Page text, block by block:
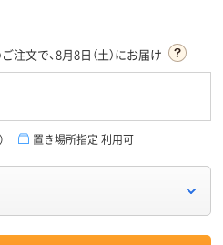
注文で、8月8日（土）にお届け
置き場所指定 利用可